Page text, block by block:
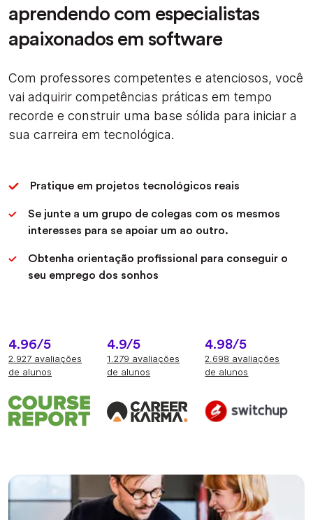
aprendendo com especialistas
apaixonados em software
Com professores competentes e atenciosos, você
vai adquirir competências práticas em tempo
recorde e construir uma base sólida para iniciar a
sua carreira em tecnológica.
Pratique em projetos tecnológicos reais
Se junte a um grupo de colegas com os mesmos
interesses para se apoiar um ao outro.
Obtenha orientação profissional para conseguir o
seu emprego dos sonhos
4.96/5
2.927 avaliações
de alunos
4.9/5
1.279 avaliações
de alunos
4.98/5
2.698 avaliações
de alunos